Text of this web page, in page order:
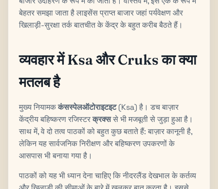
बेहतर समझा जाता है लाइसेंस प्राप्त बाजार जहां पर्यवेक्षण और
खिलाड़ी-सुरक्षा तर्क बातचीत के केंद्र के बहुत करीब बैठते हैं।
व्यवहार में Ksa और Cruks का क्या
मतलब है
मुख्य नियामककंसस्पेलऑटोराइटइट(Ksa) है। डच बाज़ार
केंद्रीय बहिष्करण रजिस्टरक्रक्ससे भी मजबूती से जुड़ा हुआ है।
साथ में, वे दो तत्व पाठकों को बहुत कुछ बताते हैं: बाज़ार कानूनी है,
लेकिन यह सार्वजनिक निरीक्षण और बहिष्करण उपकरणों के
आसपास भी बनाया गया है।
पाठकों को यह भी ध्यान देना चाहिए कि नीदरलैंड देखभाल के कर्तव्य